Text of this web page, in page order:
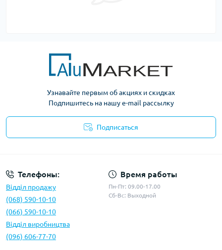
Узнавайте первым об акциях и скидках
Подпишитесь на нашу e-mail рассылку
Подписаться
Телефоны:
Відділ продажу
(068) 590-10-10
(066) 590-10-10
Відділ виробництва
(096) 606-77-70
Время работы
Пн-Пт: 09.00-17.00
Сб-Вс: Выходной